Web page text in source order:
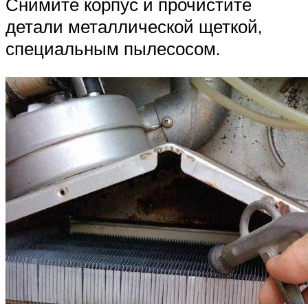
детали металлической щеткой,
специальным пылесосом.